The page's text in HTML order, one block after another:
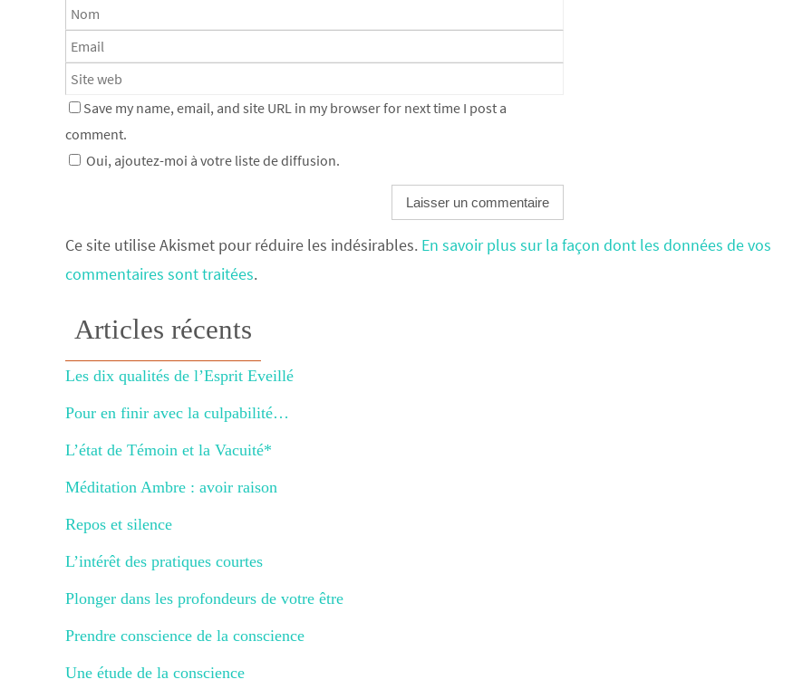
Save my name, email, and site URL in my browser for next time I post a
comment.
Oui, ajoutez-moi à votre liste de diffusion.
Ce site utilise Akismet pour réduire les indésirables. En savoir plus sur la façon dont les données de vos
commentaires sont traitées.
Articles récents
Les dix qualités de l’Esprit Eveillé
Pour en finir avec la culpabilité…
L’état de Témoin et la Vacuité*
Méditation Ambre : avoir raison
Repos et silence
L’intérêt des pratiques courtes
Plonger dans les profondeurs de votre être
Prendre conscience de la conscience
Une étude de la conscience